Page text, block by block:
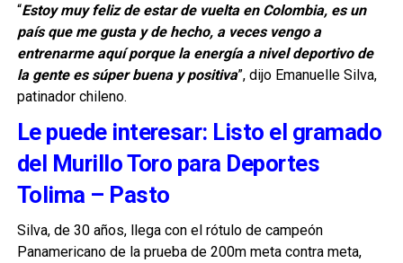
“Estoy muy feliz de estar de vuelta en Colombia, es un
país que me gusta y de hecho, a veces vengo a
entrenarme aquí porque la energía a nivel deportivo de
la gente es súper buena y positiva”, dijo Emanuelle Silva,
patinador chileno.
Le puede interesar: Listo el gramado
del Murillo Toro para Deportes
Tolima – Pasto
Silva, de 30 años, llega con el rótulo de campeón
Panamericano de la prueba de 200m meta contra meta,